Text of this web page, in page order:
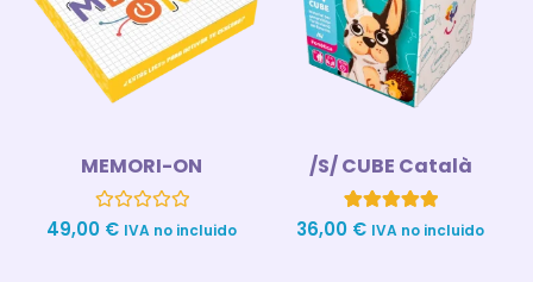
MEMORI-ON
Valorado
con
49,00 € IVA no incluido
/S/ CUBE Català
Valorado con
5.00
1
36,00 € IVA no incluido